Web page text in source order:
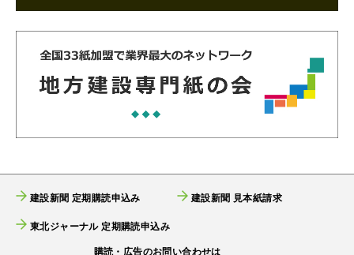
建設新聞 定期購読申込み 建設新聞 見本紙請求
東北ジャーナル 定期購読申込み
購読・広告のお問い合わせは